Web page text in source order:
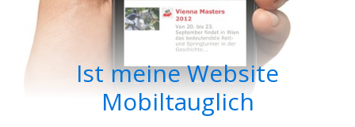
Ist meine Website
Mobiltauglich